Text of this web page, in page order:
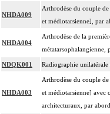
NHDA009
Arthrodèse du couple
et médiotarsienne], par
NHDA004
Arthrodèse de la
métatarsophalangienne,
NDQK001 Radiographie
NHDA003
Arthrodèse du couple
et médiotarsienne] avec
architecturaux, par